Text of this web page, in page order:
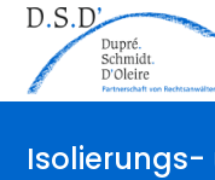
Isolierungs-